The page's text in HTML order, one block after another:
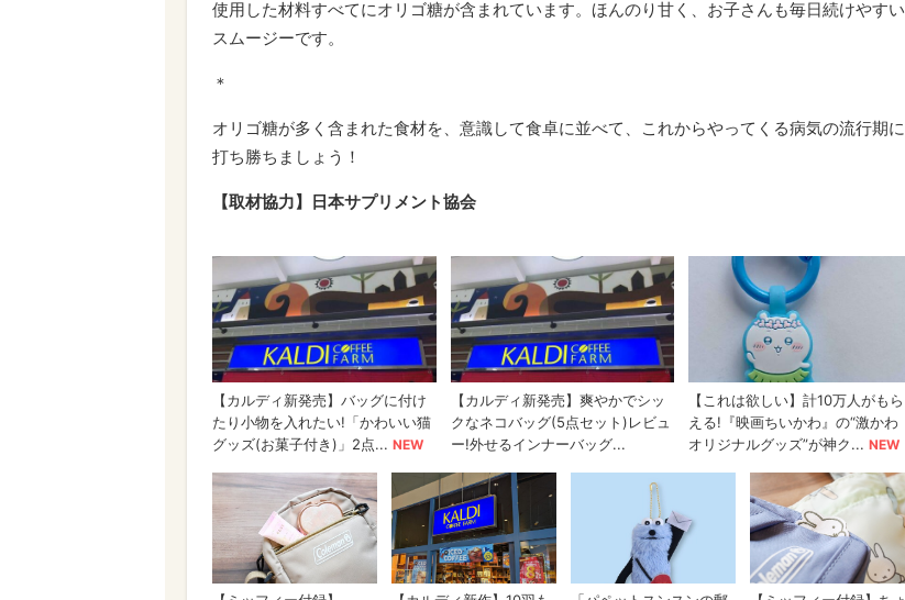
使用した材料すべてにオリゴ糖が含まれています。ほんのり甘く、お子さんも毎日続けやすい
スムージーです。
＊
オリゴ糖が多く含まれた食材を、意識して食卓に並べて、これからやってくる病気の流行期に
打ち勝ちましょう！
【取材協力】日本サプリメント協会